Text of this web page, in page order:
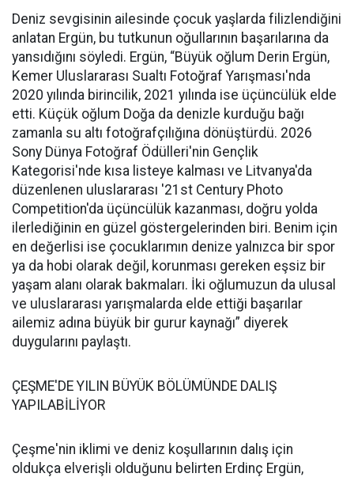
Deniz sevgisinin ailesinde çocuk yaşlarda filizlendiğini
anlatan Ergün, bu tutkunun oğullarının başarılarına da
yansıdığını söyledi. Ergün, “Büyük oğlum Derin Ergün,
Kemer Uluslararası Sualtı Fotoğraf Yarışması'nda
2020 yılında birincilik, 2021 yılında ise üçüncülük elde
etti. Küçük oğlum Doğa da denizle kurduğu bağı
zamanla su altı fotoğrafçılığına dönüştürdü. 2026
Sony Dünya Fotoğraf Ödülleri'nin Gençlik
Kategorisi'nde kısa listeye kalması ve Litvanya'da
düzenlenen uluslararası '21st Century Photo
Competition'da üçüncülük kazanması, doğru yolda
ilerlediğinin en güzel göstergelerinden biri. Benim için
en değerlisi ise çocuklarımın denize yalnızca bir spor
ya da hobi olarak değil, korunması gereken eşsiz bir
yaşam alanı olarak bakmaları. İki oğlumuzun da ulusal
ve uluslararası yarışmalarda elde ettiği başarılar
ailemiz adına büyük bir gurur kaynağı” diyerek
duygularını paylaştı.
ÇEŞME'DE YILIN BÜYÜK BÖLÜMÜNDE DALIŞ
YAPILABİLİYOR
Çeşme'nin iklimi ve deniz koşullarının dalış için
oldukça elverişli olduğunu belirten Erdinç Ergün,